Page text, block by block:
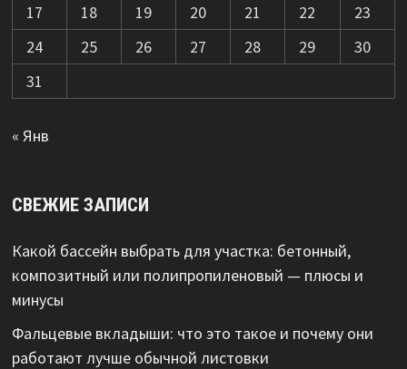
17
18 19 20 21 22
23
24
25 26 27 28 29
30
31
« Янв
СВЕЖИЕ ЗАПИСИ
Какой бассейн выбрать для участка: бетонный,
композитный или полипропиленовый — плюсы и
минусы
Фальцевые вкладыши: что это такое и почему они
работают лучше обычной листовки